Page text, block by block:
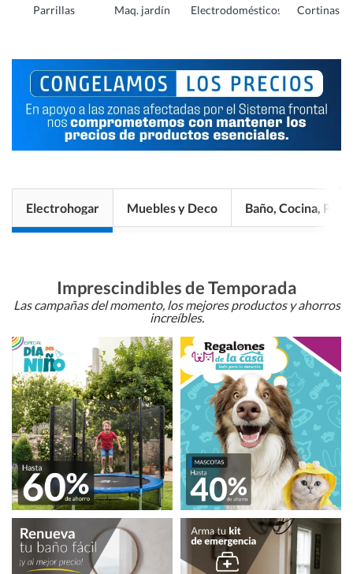
Parrillas Maq. jardín Electrodomésticos Cortinas
Electrohogar Muebles y Deco Baño, Cocina, Pisos
Imprescindibles de Temporada
Las campañas del momento, los mejores productos y ahorros
increíbles.